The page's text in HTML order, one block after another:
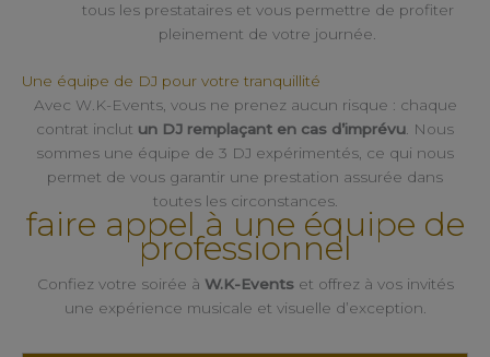
tous les prestataires et vous permettre de profiter
pleinement de votre journée.
Une équipe de DJ pour votre tranquillité
Avec W.K-Events, vous ne prenez aucun risque : chaque
contrat inclut un DJ remplaçant en cas d’imprévu . Nous
sommes une équipe de 3 DJ expérimentés, ce qui nous
permet de vous garantir une prestation assurée dans
toutes les circonstances.
faire appel à une équipe de
professionnel
Confiez votre soirée à W.K-Eventset offrez à vos invités
une expérience musicale et visuelle d’exception.